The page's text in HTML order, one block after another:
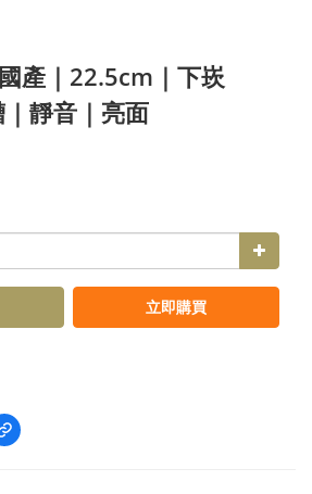
國產｜22.5cm｜下崁
靜音｜亮面
立即購買